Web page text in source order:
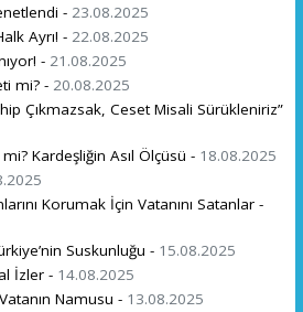
- 23.08.2025
Ayrı! - 22.08.2025
- 21.08.2025
mi? - 20.08.2025
Çıkmazsak, Ceset Misali Sürükleniriz”
Kardeşliğin Asıl Ölçüsü - 18.08.2025
Korumak İçin Vatanını Satanlar -
Suskunluğu - 15.08.2025
İzler - 14.08.2025
Namusu - 13.08.2025